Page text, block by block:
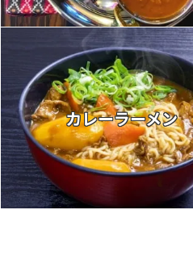
カレーラーメン